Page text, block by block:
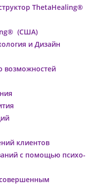
ThetaHealing®
(США)
и Дизайн
возможностей
клиентов
с помощью психо-